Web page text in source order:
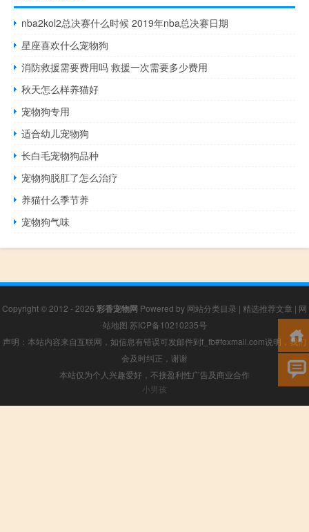
nba2kol2总决赛什么时候 2019年nba总决赛日期
星座喜欢什么宠物狗
消防救援需要费用吗 救援一次需要多少费用
秋天怎么样养猫好
宠物狗专用
适合幼儿宠物狗
长白毛宠物狗品种
宠物狗脱肛了怎么治疗
养猫什么季节养
宠物狗气味
Copyright © 2012 - 2026 彩香宠物网 Powered by 网站分类目录 | 精选推荐文章 | 网
站地图 苏ICP备10210235号
声明：本站内容来自互联网，如信息有错误可发邮件到f_fb#foxmail.com说明，我们
会及时纠正，谢谢
本站仅为个人兴趣爱好，不接盈利性广告及商业合作
小男孩